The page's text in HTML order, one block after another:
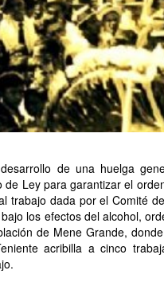
de una huelga
Ley para garantizar el
trabajo dada por el Comité
los efectos del alcohol,
de Mene Grande,
acribilla a cinco